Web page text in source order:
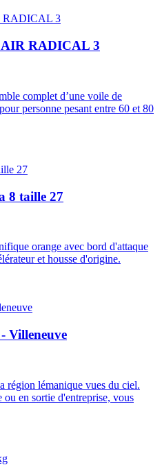
RADICAL 3
complet d’une voile de
personne pesant entre 60 et 80
8 taille 27
orange avec bord d'attaque
et housse d'origine.
Villeneuve
région lémanique vues du ciel.
ou en sortie d'entreprise, vous